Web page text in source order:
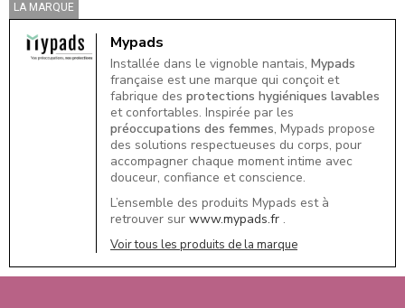
LA MARQUE
Mypads
Installée dans le vignoble nantais, Mypads
française est une marque qui conçoit et
fabrique des protections hygiéniques lavables
et confortables. Inspirée par les
préoccupations des femmes, Mypads propose
des solutions respectueuses du corps, pour
accompagner chaque moment intime avec
douceur, confiance et conscience.
L’ensemble des produits Mypads est à
retrouver sur www.mypads.fr .
Voir tous les produits de la marque